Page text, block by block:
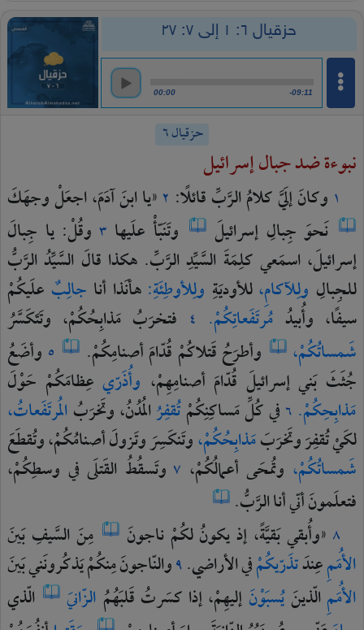
حزقيال ٦: ١ إلى ٧: ٢٧
00:00 -09:11
حزقيال ٦
نبوءة ضد جبال إسرائيل
١ وكانَإلَيَّكلامُالرَّبِّقائلًا: ٢ «ياابنَآدَمَ،اجعَلْوجهَكَ
نَحوَ جِبالِ إسرائيلَ وتَنَبّأْ علَيها ٣ وقُلْ:يا جِبالَ
إسرائيلَ،اسمَعيكلِمَةَ السَّيِّدِالرَّبِّ.هكذا قالَ السَّيِّدُالرَّبُّ
للجِبالِ ولِلآكامِ،للأوديَةِ ولِلأوطِئَةِ:هأنَذا أنا جالِبٌ علَيكُمْ
سيفًا، وأُبيدُ مُرتَفَعاتِكُمْ. ٤ فتخرَبُ مَذابِحُكُمْ، وتَتَكَسَّرُ
شَمساتُكُمْ،
وأطرَحُقَتلاكُمْقُدّامَأصنامِكُمْ. ٥ وأضَعُ
جُثَثَبَنيإسرائيلَ قُدّامَ أصنامِهِمْ، وأُذَرّي عِظامَكُمْ حَوْلَ
مَذابِحِكُمْ. ٦ فيكُلِّمَساكِنِكُمْتُقفِرُالمُدُنُ،وتَخرَبُالمُرتَفَعاتُ،
لكَيْتُقفِرَوتَخرَبَمَذابِحُكُمْ،وتَنكَسِرَوتَزولَأصنامُكُمْ،وتُقطَعَ
شَمساتُكُمْ، وتُمحَى أعمالُكُمْ، ٧ وتَسقُطُ القَتلَى في وسطِكُمْ،
فتعلَمونَأنّيأناالرَّبُّ.
٨ «وأُبقيبَقيَّةً،إذيكونُلكُمْناجونَ مِنَالسَّيفِبَينَ
الأُمَمِعِندَتذَرّيكُمْفيالأراضي.٩والنّاجونَمِنكُمْيَذكُرونَنيبَينَ
الأُمَمِالّذينَيُسبَوْنَإليهِمْ،إذاكسَرتُقَلبَهُمُ الزّانيَ
الّذي